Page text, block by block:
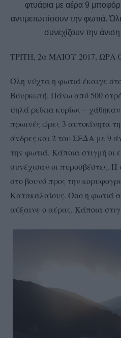
φτυάρια με αέρα 9
αντιμετωπίσουν την φωτιά.
συνεχίζουν την
ΤΡΙΤΗ, 2α ΜΑΪΟΥ 2017, ΩΡΑ
Όλη νύχτα η φωτιά έκαιγε
Βουρκωτή. Πάνω από 500
ψηλά ρείκια κυρίως –
πρωινές ώρες 3 αυτοκίνητα
άνδρες και 2 του ΣΕΔΑ με 9
την φωτιά. Κάποια στιγμή οι
συνέχισαν οι πυροσβέστες.
στο βουνό προς την
Κατακαλαίους. Όσο η φωτιά
αύξαινε ο αέρας. Κάποια